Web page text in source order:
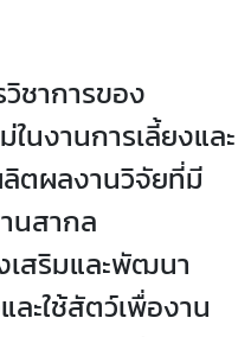
ชาการของ
นงานการเลี้ยงและ
ตผลงานวิจัยที่มี
นสากล
เสริมและพัฒนา
ละใช้สัตว์เพื่องาน